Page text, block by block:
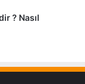
? Nasıl